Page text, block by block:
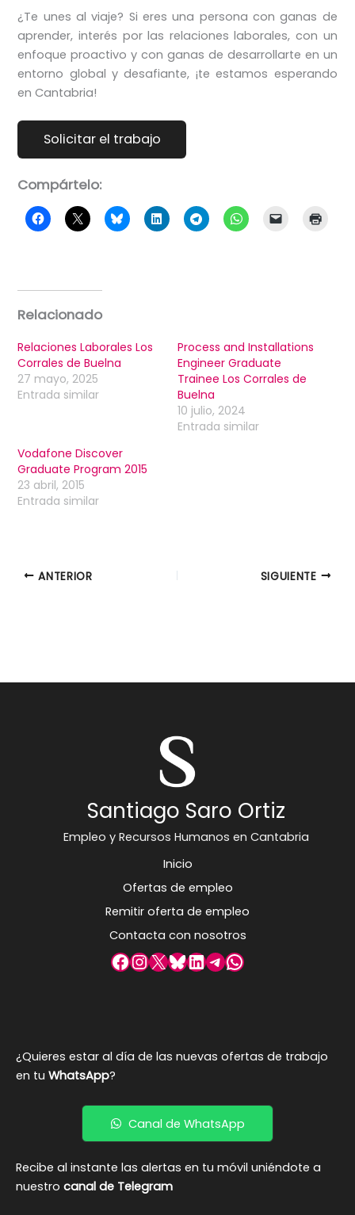
¿Te unes al viaje? Si eres una persona con ganas de
aprender, interés por las relaciones laborales, con un
enfoque proactivo y con ganas de desarrollarte en un
entorno global y desafiante, ¡te estamos esperando
en Cantabria!
Compártelo:
Relacionado
Relaciones Laborales Los
Corrales de Buelna
27 mayo, 2025
Entrada similar
Process and Installations
Engineer Graduate
Trainee Los Corrales de
Buelna
10 julio, 2024
Entrada similar
Vodafone Discover
Graduate Program 2015
23 abril, 2015
Entrada similar
ANTERIOR SIGUIENTE
Santiago Saro Ortiz
Empleo y Recursos Humanos en Cantabria
Inicio
Ofertas de empleo
Remitir oferta de empleo
Contacta con nosotros
Facebook
Instagram
X Bluesky
LinkedIn
Telegram
WhatsApp
¿Quieres estar al día de las nuevas ofertas de trabajo
en tu WhatsApp?
Canal de WhatsApp
Recibe al instante las alertas en tu móvil uniéndote a
nuestro canal de Telegram